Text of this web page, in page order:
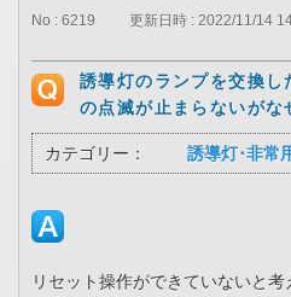
No : 6219 更新日時 : 2022/11/14
誘導灯のランプを交換し
の点滅が止まらないがな
カテゴリー： 誘導灯･非常
リセット操作ができていないと